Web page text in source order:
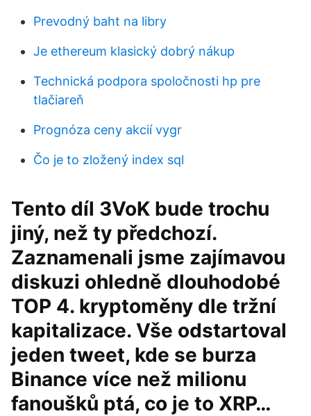
Prevodný baht na libry
Je ethereum klasický dobrý nákup
Technická podpora spoločnosti hp pre
tlačiareň
Prognóza ceny akcií vygr
Čo je to zložený index sql
Tento díl 3VoK bude trochu
jiný, než ty předchozí.
Zaznamenali jsme zajímavou
diskuzi ohledně dlouhodobé
TOP 4. kryptoměny dle tržní
kapitalizace. Vše odstartoval
jeden tweet, kde se burza
Binance více než milionu
fanoušků ptá, co je to XRP…